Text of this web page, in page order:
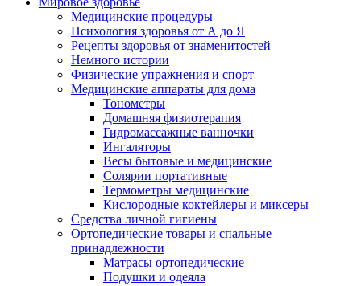
Медицинские процедуры
Психология здоровья от А до Я
Рецепты здоровья от знаменитостей
Немного истории
Физические упражнения и спорт
Медицинские аппараты для дома
Тонометры
Домашняя физиотерапия
Гидромассажные ванночки
Ингаляторы
Весы бытовые и медицинские
Солярии портативные
Термометры медицинские
Кислородные коктейлеры и миксеры
Средства личной гигиены
Ортопедические товары и спальные
принадлежности
Матрасы ортопедические
Подушки и одеяла